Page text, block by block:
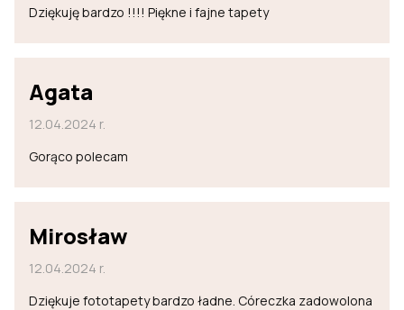
Dziękuję bardzo !!!! Piękne i fajne tapety
Agata
12.04.2024 r.
Gorąco polecam
Mirosław
12.04.2024 r.
Dziękuje fototapety bardzo ładne. Córeczka zadowolona